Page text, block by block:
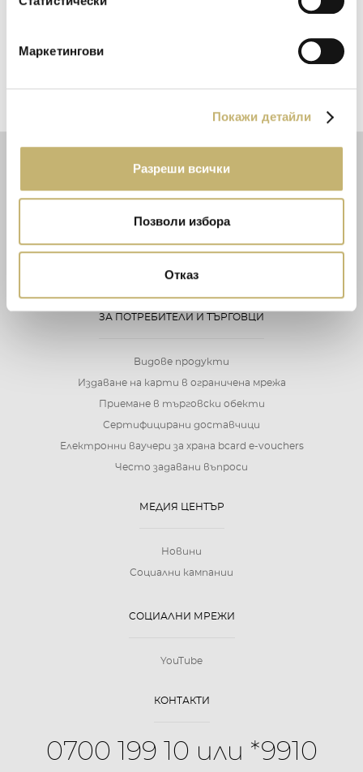
Маркетингови
Покажи детайли
Разреши всички
Позволи избора
Отказ
Стартира мащабна кампания, целяща да
карти
ЗА НКПС
Управление на НКПС
Развитие
ЗА ПОТРЕБИТЕЛИ И ТЪРГОВЦИ
Видове продукти
Издаване на карти в ограничена мрежа
Приемане в търговски обекти
Сертифицирани доставчици
Електронни ваучери за храна bcard e-vouchers
Често задавани въпроси
МЕДИЯ ЦЕНТЪР
Новини
Социални кампании
СОЦИАЛНИ МРЕЖИ
YouTube
КОНТАКТИ
0700 199 10 или *9910